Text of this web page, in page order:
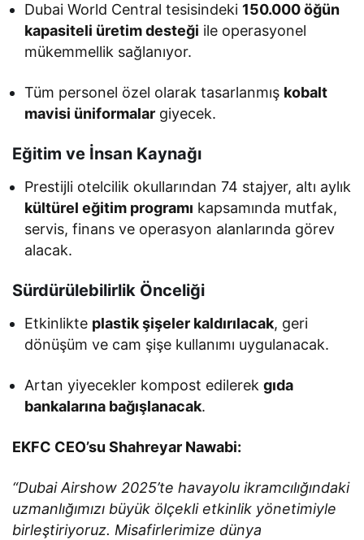
Dubai World Central tesisindeki 150.000 öğün
kapasiteli üretim desteği ile operasyonel
mükemmellik sağlanıyor.
Tüm personel özel olarak tasarlanmış kobalt
mavisi üniformalar giyecek.
Eğitim ve İnsan Kaynağı
Prestijli otelcilik okullarından 74 stajyer, altı aylık
kültürel eğitim programı kapsamında mutfak,
servis, finans ve operasyon alanlarında görev
alacak.
Sürdürülebilirlik Önceliği
Etkinlikte plastik şişeler kaldırılacak, geri
dönüşüm ve cam şişe kullanımı uygulanacak.
Artan yiyecekler kompost edilerekgıda
bankalarına bağışlanacak.
EKFC CEO’su Shahreyar Nawabi:
“Dubai Airshow 2025’te havayolu ikramcılığındaki
uzmanlığımızı büyük ölçekli etkinlik yönetimiyle
birleştiriyoruz. Misafirlerimize dünya